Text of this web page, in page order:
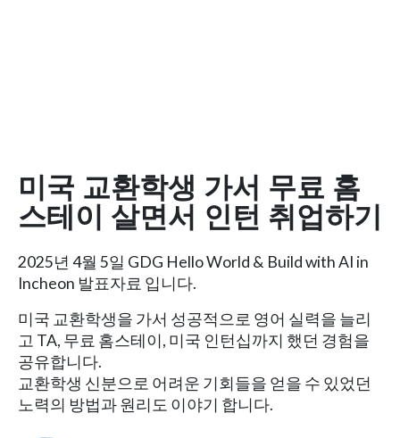
미국 교환학생 가서 무료 홈
스테이 살면서 인턴 취업하기
2025년 4월 5일 GDG Hello World & Build with AI in
Incheon 발표자료 입니다.
미국 교환학생을 가서 성공적으로 영어 실력을 늘리
고 TA, 무료 홈스테이, 미국 인턴십까지 했던 경험을
공유합니다.
교환학생 신분으로 어려운 기회들을 얻을 수 있었던
노력의 방법과 원리도 이야기 합니다.